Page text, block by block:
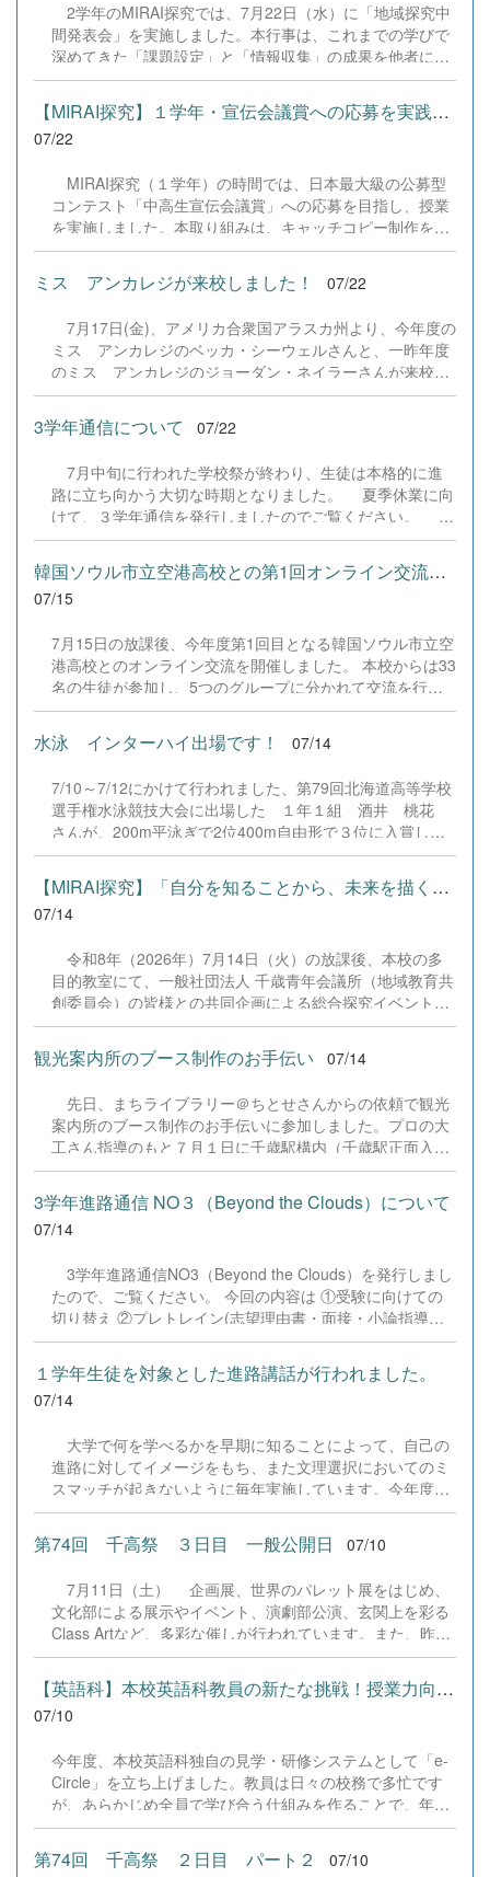
務分析・ビジネスコミュニケーションなど各ジャンルに及
ぶ計79件の更新プログラムを一挙にリリースしました。
具体的には、各検定問題数の大幅増加をはじめ、英語翻訳
機能の追加、フォント拡大など視認性の改善、SEO対策
（タグの最適化）によるサイト動作の快適化を実施しまし
た（SEO対策は全てのプログラムで更新しました）。今後
も生徒たちの技術と発想力でより学びやすいサイトへと進
た『Compath（コンパス）』をご活用ください。 全商検定
対策支援ポータルサイト「Compath（コンパス）」 ■ 生徒
アンケートにご協力いただいた学校（11校）北海道滝川西
高等学校／北...
2学年のMIRAI探究では、7月22日（水）に「地域探究中
間発表会」を実施しました。本行事は、これまでの学びで
深めてきた「課題設定」と「情報収集」の成果を他者にプ
レゼンテーションし、質疑応答やフィードバックを通じて
論理の整合性や不足している情報を自覚し、夏季休業以降
の分析・実践プロセスを加速させることを目的としていま
す。 当日は地域貢献や観光プロモーション、商品開発、
生徒が主体となって司会やタイムキーパーなどの進行を担
いました。各会場では発表と質疑応答、生徒同士の意見交
換が活発に行われ、互いの探究に真剣に耳を傾ける姿が見
られました。また、各会場には企業代表や起業家、地域活
動を牽引する外部アドバイザーの方々をお招きし、生徒た
ちの問いや提案に対して社会の第一線で活躍するプロの視
点から具体的で温かいご助言をいただきました。 生徒た
ちは他者の発表から新たな気づきを得るとともに、大人か
らの真剣なアドバイスに耳を傾け、自分たちの探究をさら
に深める手応えをつかんだ様子でした。お越しいただいた
もに、...
【MIRAI探究】１学年・宣伝会議賞への応募を実践しました
07/22
MIRAI探究（１学年）の時間では、日本最大級の公募型
コンテスト「中高生宣伝会議賞」への応募を目指し、授業
を実施しました。本取り組みは、キャッチコピー制作を通
じて、変化の激しい時代に必要な「問いを立て、考え、伝
える力」を育むことを目的としています。実際の企業課題
に挑む経験は、進路開拓の実績になるだけでなく、「自分
す。 授業の初日（７／１５）は広告業界やコピーの表現
技法を学び、多様な協賛企業の課題から興味のあるテーマ
を選択。2日目（７／２２）は持ち寄ったアイデアをペア
ワークで検討し、「情景が浮かぶか」「言葉の選択は適切
か」を前向きに議論して表現を研ぎ澄ませ、全員が端末か
る学習プラットフォーム「Qareer（クアリア）」には生徒
たちの振り返りや感想が記録されており、「言葉一つで伝
わり方が大きく変わる面白さを知った」「難しそうと思っ
言葉を磨く大切さに気づけた」といった声が集まるなど、
自分の...
ミス アンカレジが来校しました！ 07/22
7月17日(金)、アメリカ合衆国アラスカ州より、今年度の
ミス アンカレジのベッカ・シーウェルさんと、一昨年度
のミス アンカレジのジョーダン・ネイラーさんが来校し
ました。 5月にアラスカから帰国した石井さん、8月から
アラスカへの長期留学をスタートさせる谷部さん、そして
8月にアラスカへ帰国するジャズミンさんが学校生活の様
部や剣道部、全国大会に向けて練習中の演劇部の練習を見
学しました。
3学年通信について 07/22
7月中旬に行われた学校祭が終わり、生徒は本格的に進
路に立ち向かう大切な時期となりました。 夏季休業に向
けて、３学年通信を発行しましたのでご覧ください。 今
回の内容は ①学校祭からの切り替え ②中間考査結果
について ③進路実現に向けて ④学校祭の記録 等の内
容になっています。 一読されお子様へ、叱咤激励してい
ただけると幸いです。 なお、閲覧にはパスワードが必要
で、ご確認ください。 3学年通信NO2 .pdf &nbsp;
韓国ソウル市立空港高校との第1回オンライン交流を実施しました
07/15
7月15日の放課後、今年度第1回目となる韓国ソウル市立空
港高校とのオンライン交流を開催しました。 本校からは33
名の生徒が参加し、5つのグループに分かれて交流を行い
ました。生徒たちは、各自が事前に準備したスライドを使
って自己紹介のプレゼンテーションに挑戦。韓国語や英
語、日本語を織り交ぜながら、終始なごやかで楽しそうな
と12月にも開催を予定しています。この継続的な交流を通
じて、両校生徒の親睦をさらに深め、異文化理解力を育み
ながら、生徒たちの確かな成長へとつなげてまいります。
水泳 インターハイ出場です！ 07/14
7/10～7/12にかけて行われました、第79回北海道高等学校
選手権水泳競技大会に出場した １年１組 酒井 桃花
さんが、200m平泳ぎで2位400m自由形で３位に入賞し、
見事インターハイに出場します。応援よろしくお願いしま
す。 &nbsp;
【MIRAI探究】「自分を知ることから、未来を描く一歩へ」を実施し...
07/14
令和8年（2026年）7月14日（火）の放課後、本校の多
目的教室にて、一般社団法人 千歳青年会議所（地域教育共
創委員会）の皆様との共同企画による総合探究イベント
「自分を知ることから、未来を描く一歩へ〜まだ知らない
自分へ〜」が開催されました。 全学年からの希望者60名が
参加し、地域の大人の方々とともに自身のキャリアや未来
第1部：キャリア教育のプロから学ぶ記念講演講師に株式
会社すみかの代表取締役である月館 海斗 氏をお招きし、
同名のテーマでご講演いただきました。月館氏の「学びと
社会をつなぐ」という熱い想い、そしてご自身の起業やキ
ャリア形成の歩みに触れ、生徒たちは「進路を選べないの
ではなく、まだ（その職業の人に）出会っていないから」
た「人は、人・本・旅からしか学べない」という説明につ
いて真剣に耳を傾けていました。 ■ 第2部：大人と語るワ
ークショップ ＆ 自由対話後半は、千歳青年会議所の皆様
をはじめ、地元の企業経営者や市議会議員など、地域の第
に対して...
観光案内所のブース制作のお手伝い 07/14
先日、まちライブラリー＠ちとせさんからの依頼で観光
案内所のブース制作のお手伝いに参加しました。プロの大
工さん指導のもと７月１日に千歳駅構内（千歳駅正面入口
付近）にグランドオープンする観光案内所ブース前面の本
棚のやすり掛け、ニス塗り等を3年生7名の生徒で行ってき
ました。制作した本棚には生徒それぞれの千歳に対する想
いなどのメッセージが記入されています。 &nbsp;
3学年進路通信 NO３（Beyond the Clouds）について
07/14
3学年進路通信NO3（Beyond the Clouds）を発行しまし
たので、ご覧ください。 今回の内容は ①受験に向けての
切り替え ②プレトレイン(志望理由書・面接・小論指導）
③一般受験をする生徒へ ④モチベーションの上げ方 ⑤今
後の進路予定 等についてです。 R08_3学年進路通信
No03.pdf
１学年生徒を対象とした進路講話が行われました。
07/14
大学で何を学べるかを早期に知ることによって、自己の
進路に対してイメージをもち、また文理選択においてのミ
スマッチが起きないように毎年実施しています。今年度、
弘前大学から白石壮一郎様と公立千歳科学技術大学から坂
井賢一様を講師としてお招きし、有意義なお話しをしてい
ただきました。 &nbsp; &nbsp; &nbsp;
第74回 千高祭 ３日目 一般公開日 07/10
7月11日（土） 企画展、世界のパレット展をはじめ、
文化部による展示やイベント、演劇部公演、玄関上を彩る
Class Artなど、多彩な催しが行われています。また、昨日
に引き続き、PTAの皆様のご協力による販売やキッチンカ
ーも出店し、会場は笑顔と活気にあふれています。この学
校祭が盛大に開催できているのは、生徒たちの主体的な活
動はもちろんのこと、PTAの皆様をはじめ、地域の皆様の
す。会場全体が大いに盛り上がり、多くの笑顔があふれ
る、思い出に残る一日となっています。 &nbsp; &nbsp;
&nbsp; &nbsp; &nbsp; &nbsp;&nbsp; &nbsp;
【英語科】本校英語科教員の新たな挑戦！授業力向上を目指す「e-C...
07/10
今年度、本校英語科独自の見学・研修システムとして「e-
Circle」を立ち上げました。教員は日々の校務で多忙です
が、あらかじめ全員で学び合う仕組みを作ることで、年4
回の公開授業と深いディスカッションを通じた指導技術の
向上を目指しています。 6月27日の第1回（大西教諭・1年
論理表現）では「4技能をバランスよく組み込む方法」を
第74回 千高祭 ２日目 パート２ 07/10